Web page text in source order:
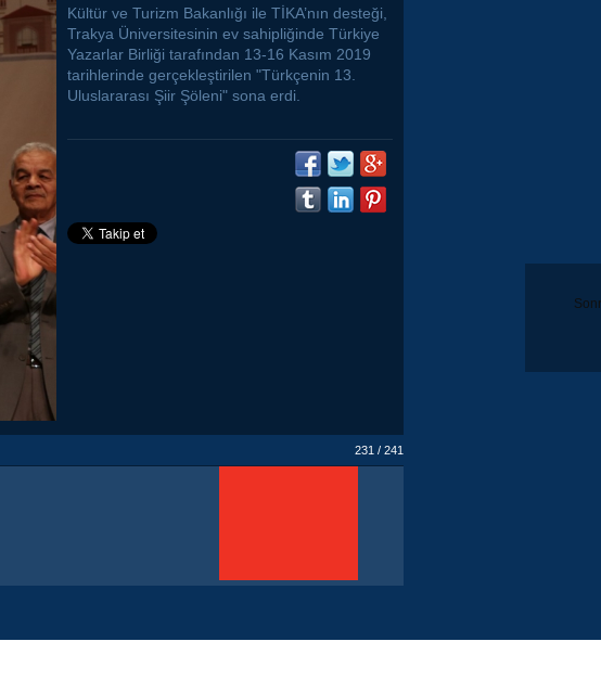
Kültür ve Turizm Bakanlığı ile TİKA’nın desteği,
Trakya Üniversitesinin ev sahipliğinde Türkiye
Yazarlar Birliği tarafından 13-16 Kasım 2019
tarihlerinde gerçekleştirilen "Türkçenin 13.
Uluslararası Şiir Şöleni" sona erdi.
231 / 241